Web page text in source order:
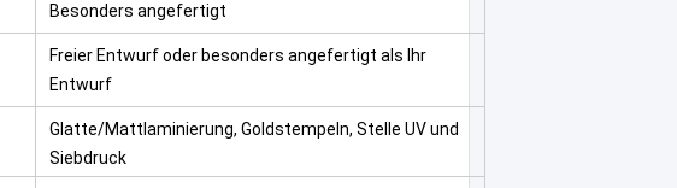
Besonders angefertigt
Freier Entwurf oder besonders angefertigt als Ihr
Entwurf
Glatte/Mattlaminierung, Goldstempeln, Stelle UV und
Siebdruck